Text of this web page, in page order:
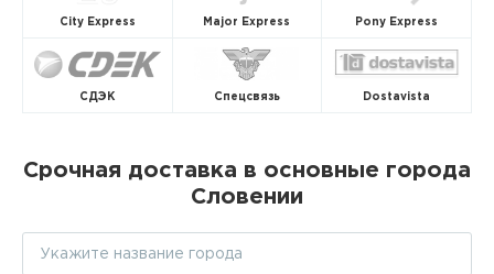
City Express Major Express Pony Express
СДЭК Спецсвязь Dostavista
Срочная доставка в основные города
Словении